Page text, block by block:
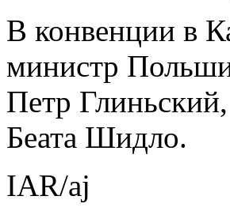
В конвенции в
министр
Петр
Беата Шидло.
IAR/aj